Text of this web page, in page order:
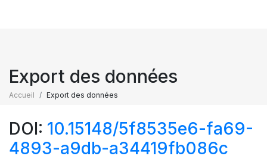
Export des données
Accueil Export des données
DOI: 10.15148/5f8535e6-fa69-
4893-a9db-a34419fb086c